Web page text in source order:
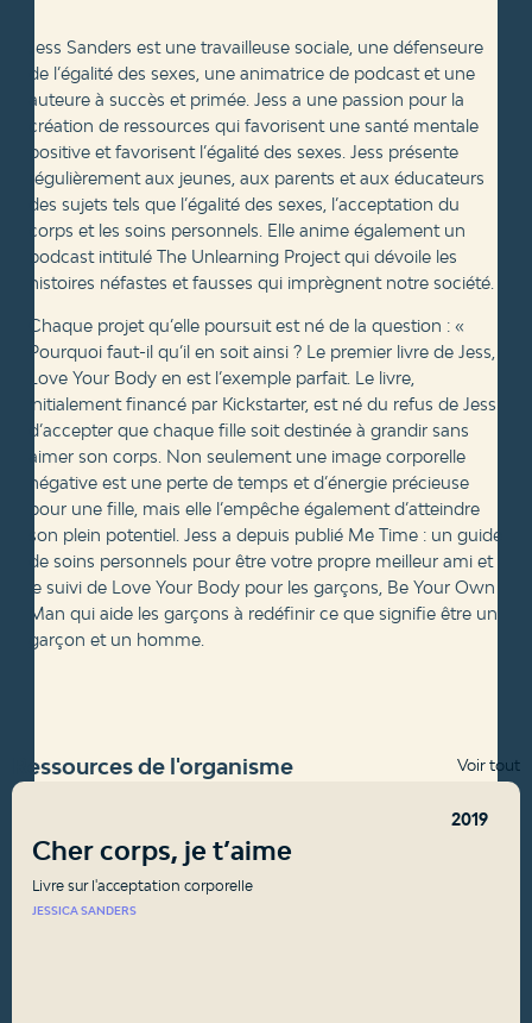
Jess Sanders est une travailleuse sociale, une défenseure
de l’égalité des sexes, une animatrice de podcast et une
auteure à succès et primée. Jess a une passion pour la
création de ressources qui favorisent une santé mentale
positive et favorisent l’égalité des sexes. Jess présente
régulièrement aux jeunes, aux parents et aux éducateurs
des sujets tels que l’égalité des sexes, l’acceptation du
corps et les soins personnels. Elle anime également un
podcast intitulé The Unlearning Project qui dévoile les
histoires néfastes et fausses qui imprègnent notre société.
Chaque projet qu’elle poursuit est né de la question : «
Pourquoi faut-il qu’il en soit ainsi ? Le premier livre de Jess,
Love Your Body en est l’exemple parfait. Le livre,
initialement financé par Kickstarter, est né du refus de Jess
d’accepter que chaque fille soit destinée à grandir sans
aimer son corps. Non seulement une image corporelle
négative est une perte de temps et d’énergie précieuse
pour une fille, mais elle l’empêche également d’atteindre
son plein potentiel. Jess a depuis publié Me Time : un guide
de soins personnels pour être votre propre meilleur ami et
le suivi de Love Your Body pour les garçons, Be Your Own
Man qui aide les garçons à redéfinir ce que signifie être un
garçon et un homme.
Ressources de l'organisme Voir tout
2019
Cher corps, je t’aime
Livre sur l'acceptation corporelle
JESSICA SANDERS